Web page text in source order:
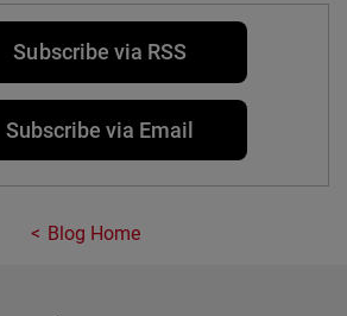
Subscribe via RSS
Subscribe via Email
Blog Home